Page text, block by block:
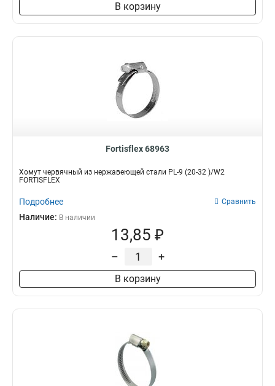
В корзину
Fortisflex 68963
Хомут червячный из нержавеющей стали PL-9 (20-32 )/W2
FORTISFLEX
Подробнее Сравнить
Наличие: В наличии
13,85 ₽
– +
В корзину